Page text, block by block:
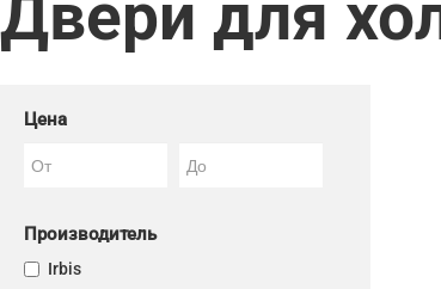
Двери для
Цена
Производитель
Irbis